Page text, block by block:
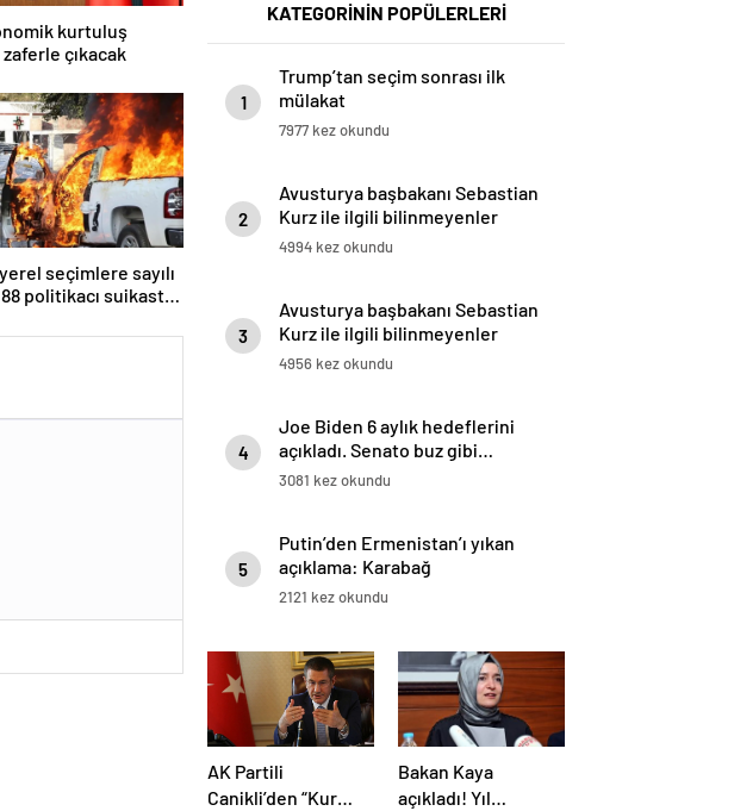
kurtuluş
çıkacak
seçimlere sayılı
politikacı suikasta
KATEGORİNİN POPÜLERLERİ
1
Trump’tan seçim sonrası ilk
mülakat
7977 kez okundu
2
Avusturya başbakanı Sebastian
Kurz ile ilgili bilinmeyenler
4994 kez okundu
3
Avusturya başbakanı Sebastian
Kurz ile ilgili bilinmeyenler
4956 kez okundu
4
Joe Biden 6 aylık hedeflerini
açıkladı. Senato buz gibi…
3081 kez okundu
5
Putin’den Ermenistan’ı yıkan
açıklama: Karabağ
Azerbaycan’ın ayrılmaz bir
2121 kez okundu
AK Partili
Canikli’den “Kur
Bakan Kaya
açıkladı! Yıl